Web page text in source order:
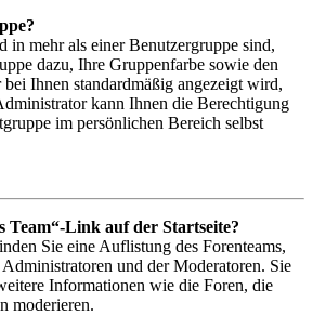
in mehr als einer Benutzergruppe sind,
dazu, Ihre Gruppenfarbe sowie den
Ihnen standardmäßig angezeigt wird,
kann Ihnen die Berechtigung
im persönlichen Bereich selbst
Team“-Link auf der Startseite?
Sie eine Auflistung des Forenteams,
und der Moderatoren. Sie
Informationen wie die Foren, die
moderieren.